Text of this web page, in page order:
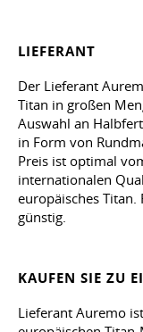
LIEFERANT
Der Lieferant
Titan in großen
Auswahl an
in Form von
Preis ist optimal
internationalen
europäisches
günstig.
KAUFEN SIE ZU
Lieferant Auremo